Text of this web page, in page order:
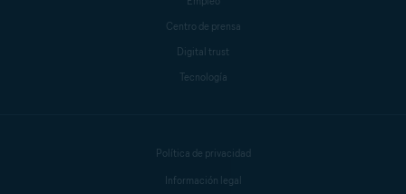
Centro de prensa
Digital trust
Tecnología
Política de privacidad
Información legal